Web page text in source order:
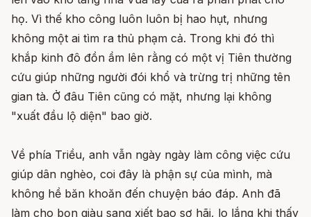
họ. Vì thế kho công luôn luôn bị hao hụt, nhưng
không một ai tìm ra thủ phạm cả. Trong khi đó thì
khắp kinh đô đồn ầm lên rằng có một vị Tiên thường
cứu giúp những người đói khổ và trừng trị những tên
gian tà. Ở đâu Tiên cũng có mặt, nhưng lại không
"xuất đầu lộ diện" bao giờ.
Về phía Triều, anh vẫn ngày ngày làm công việc cứu
giúp dân nghèo, coi đây là phận sự của mình, mà
không hề băn khoăn đến chuyện báo đáp. Anh đã
làm cho bọn giàu sang xiết bao sợ hãi, lo lắng khi thấy